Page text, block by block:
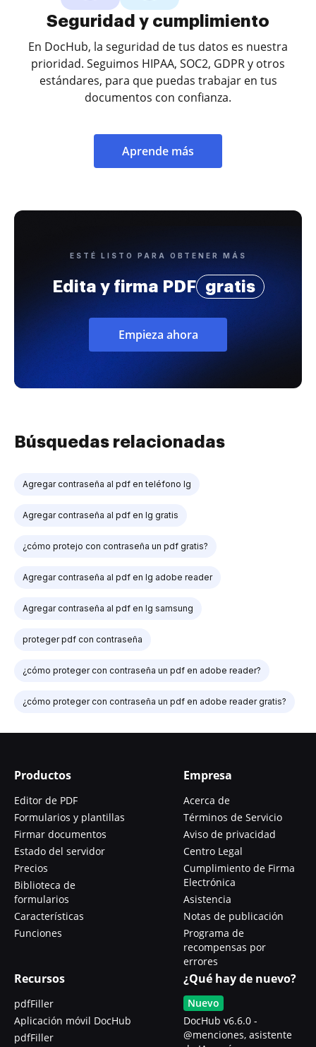
Seguridad y cumplimiento
En DocHub, la seguridad de tus datos es nuestra
prioridad. Seguimos HIPAA, SOC2, GDPR y otros
estándares, para que puedas trabajar en tus
documentos con confianza.
Aprende más
ESTÉ LISTO PARA OBTENER MÁS
Edita y firma PDF gratis
Empieza ahora
Búsquedas relacionadas
Agregar contraseña al pdf en teléfono lg
Agregar contraseña al pdf en lg gratis
¿cómo protejo con contraseña un pdf gratis?
Agregar contraseña al pdf en lg adobe reader
Agregar contraseña al pdf en lg samsung
proteger pdf con contraseña
¿cómo proteger con contraseña un pdf en adobe reader?
¿cómo proteger con contraseña un pdf en adobe reader gratis?
Productos
Editor de PDF
Formularios y plantillas
Firmar documentos
Estado del servidor
Precios
Biblioteca de
formularios
Características
Funciones
Empresa
Acerca de
Términos de Servicio
Aviso de privacidad
Centro Legal
Cumplimiento de Firma
Electrónica
Asistencia
Notas de publicación
Programa de
recompensas por
errores
Recursos
pdfFiller
Aplicación móvil DocHub
pdfFiller
¿Qué hay de nuevo?
Nuevo
DocHub v6.6.0 -
@menciones, asistente